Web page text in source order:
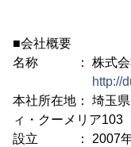
■会社概要
名称 ： 株式会社
http://
本社所在地： 埼玉
ィ・クーメリア103
設立 ： 2007